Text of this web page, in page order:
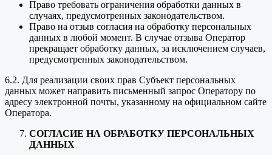
Право требовать ограничения обработки данных в
случаях, предусмотренных законодательством.
Право на отзыв согласия на обработку персональных
данных в любой момент. В случае отзыва Оператор
прекращает обработку данных, за исключением случаев,
предусмотренных законодательством.
6.2. Для реализации своих прав Субъект персональных
данных может направить письменный запрос Оператору по
адресу электронной почты, указанному на официальном сайте
Оператора.
СОГЛАСИЕ НА ОБРАБОТКУ ПЕРСОНАЛЬНЫХ
ДАННЫХ